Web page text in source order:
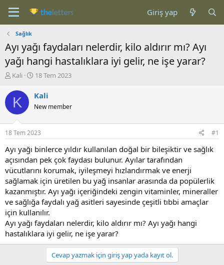
Giriş yap
Sağlık
Ayı yağı faydaları nelerdir, kilo aldırır mı? Ayı
yağı hangi hastalıklara iyi gelir, ne işe yarar?
K
n
b
u
u
b
a
ş
l
a
t
a
n
Kali
B
ş
a
g
ı
ç
a
r
i
h
i
18 Tem 2023
K Kali
New member
18 Tem 2023 #1
Ayı yağı binlerce yıldır kullanılan doğal bir bileşiktir ve sağlık
açısından pek çok faydası bulunur. Ayılar tarafından
vücutlarını korumak, iyileşmeyi hızlandırmak ve enerji
sağlamak için üretilen bu yağ insanlar arasında da popülerlik
kazanmıştır. Ayı yağı içeriğindeki zengin vitaminler, mineraller
ve sağlığa faydalı yağ asitleri sayesinde çeşitli tıbbi amaçlar
için kullanılır.
Ayı yağı faydaları nelerdir, kilo aldırır mı? Ayı yağı hangi
hastalıklara iyi gelir, ne işe yarar?
Cevap yazmak için giriş yap yada kayıt ol.